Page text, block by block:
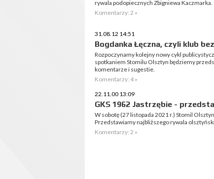
rywala podopiecznych Zbigniewa Kaczmarka.
Komentarzy: 2 »
31.08.12 14:51
Bogdanka Łęczna, czyli klub
Rozpoczynamy kolejny nowy cykl
spotkaniem Stomilu Olsztyn będziemy
komentarze i sugestie.
Komentarzy: 4 »
22.11.00 13:09
GKS 1962 Jastrzębie -
W sobotę (27 listopada 2021 r.) Stomil
Przedstawiamy najbliższego rywala
Komentarzy: 2 »